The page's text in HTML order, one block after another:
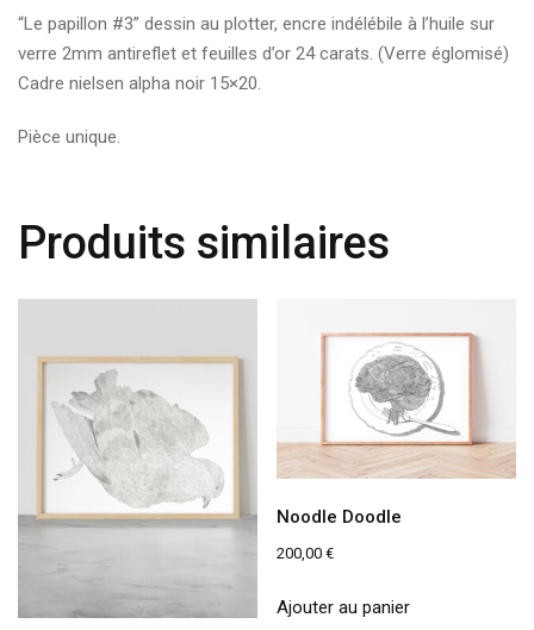
“Le papillon #3” dessin au plotter, encre indélébile à l’huile sur
verre 2mm antireflet et feuilles d’or 24 carats. (Verre églomisé)
Cadre nielsen alpha noir 15×20.
Pièce unique.
Produits similaires
Noodle Doodle
200,00€
Ajouter au panier